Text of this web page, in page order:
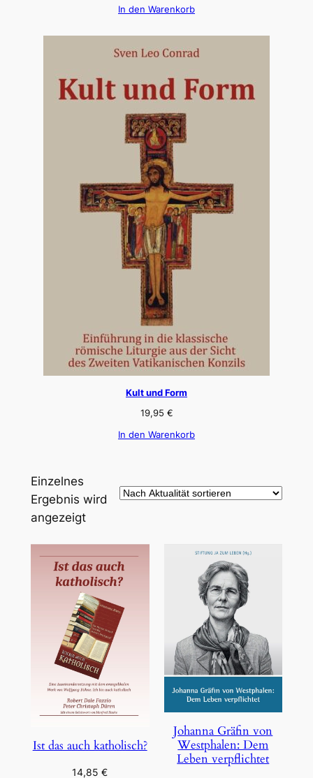
In den Warenkorb
Kult und Form
19,95 €
In den Warenkorb
Einzelnes
Ergebnis wird
angezeigt
Ist das auch katholisch?
14,85€
Johanna Gräfin von
Westphalen: Dem
Leben verpflichtet